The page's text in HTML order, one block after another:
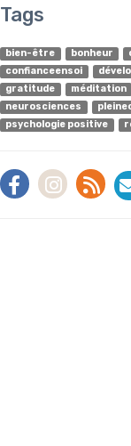
Tags
bien-être bonheur
confianceensoi
gratitude
méditation
neurosciences
psychologie positive